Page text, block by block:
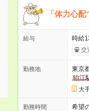
「体力心
給与 時給
交
勤務地
東京
狛江
大
勤務時間
希望